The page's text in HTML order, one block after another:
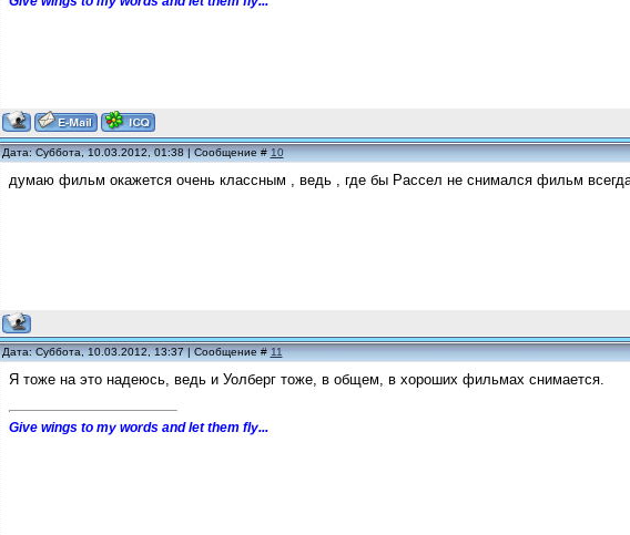
Дата: Суббота, 10.03.2012, 01:38 | Сообщение #10
думаю фильм окажется очень классным , ведь , где бы Рассел не снимался фильм
Дата: Суббота, 10.03.2012, 13:37 | Сообщение #11
Я тоже на это надеюсь, ведь и Уолберг тоже, в общем, в хороших фильмах снимается.
Give wings to my words and let them fly...